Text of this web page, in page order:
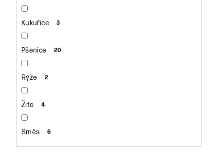
Kukuřice 3
Pšenice 20
Rýže 2
Žito 4
Směs 6